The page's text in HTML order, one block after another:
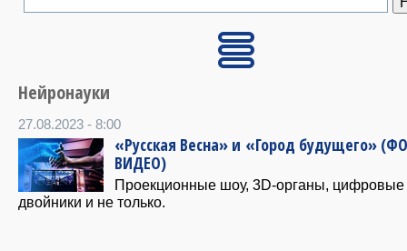
Нейронауки
27.08.2023 - 8:00
«Русская Весна» и «Город будущего»
ВИДЕО)
Проекционные шоу, 3D-органы, цифровые
двойники и не только.